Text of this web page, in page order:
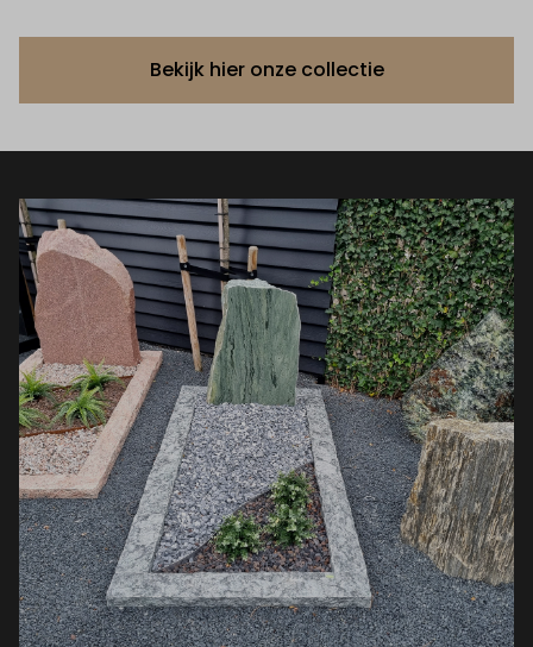
Bekijk hier onze collectie